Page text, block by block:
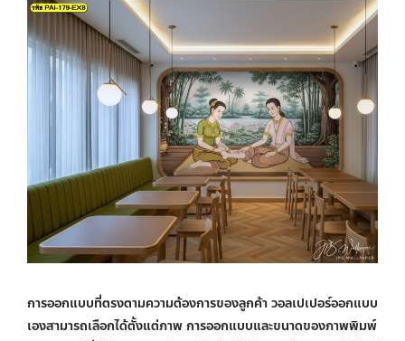
การออกแบบที่ตรงตามความต้องการของลูกค้าวอลเปเปอร์ออกแบบ
เองสามารถเลือกได้ตั้งแต่ภาพ การออกแบบและขนาดของภาพพิมพ์